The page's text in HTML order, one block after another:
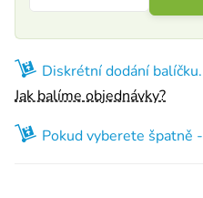
Diskrétní dodání balíčku.
Jak balíme objednávky?
Pokud vyberete špatně -